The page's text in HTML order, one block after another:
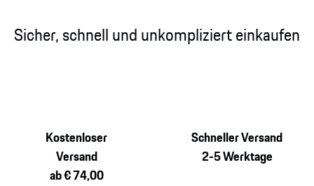
Sicher, schnell und unkompliziert einkaufen
Kostenloser
Versand
ab € 74,00
Schneller Versand
2-5 Werktage